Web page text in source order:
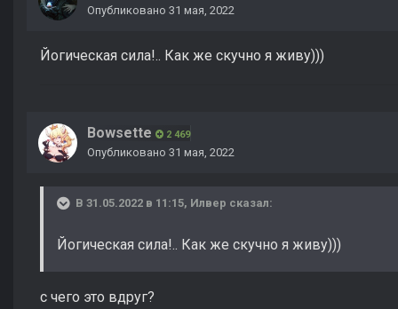
Опубликовано 31 мая, 2022
Йогическая сила!.. Как же скучно я живу)))
Bowsette 2 469
Опубликовано 31 мая, 2022
В 31.05.2022 в 11:15, Илвер сказал:
Йогическая сила!.. Как же скучно я живу)))
с чего это вдруг?